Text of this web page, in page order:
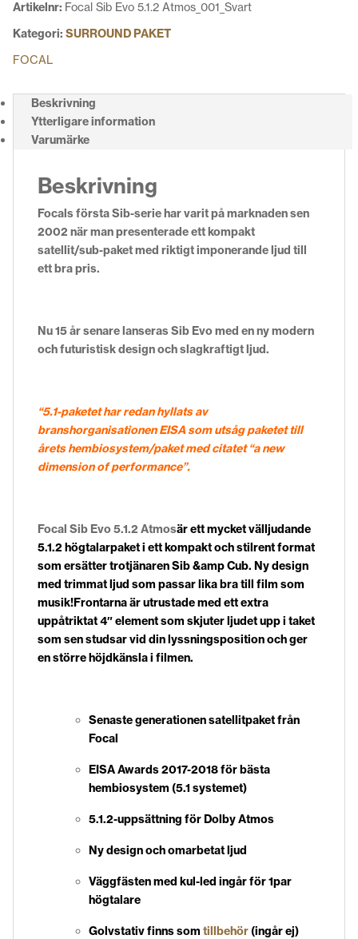
Artikelnr: Focal Sib Evo 5.1.2 Atmos_001_Svart
Kategori: SURROUND PAKET
FOCAL
Beskrivning
Ytterligare information
Varumärke
Beskrivning
Focals första Sib-serie har varit på marknaden sen
2002 när man presenterade ett kompakt
satellit/sub-paket med riktigt imponerande ljud till
ett bra pris.
Nu 15 år senare lanseras Sib Evo med en ny modern
och futuristisk design och slagkraftigt ljud.
“5.1-paketet har redan hyllats av
branshorganisationen EISA som utsåg paketet till
årets hembiosystem/paket med citatet “a new
dimension of performance”.
Focal Sib Evo 5.1.2 Atmosär ett mycket välljudande
5.1.2 högtalarpaket i ett kompakt och stilrent format
som ersätter trotjänaren Sib &amp Cub. Ny design
med trimmat ljud som passar lika bra till film som
musik!Frontarna är utrustade med ett extra
uppåtriktat 4″ element som skjuter ljudet upp i taket
som sen studsar vid din lyssningsposition och ger
en större höjdkänsla i filmen.
Senaste generationen satellitpaket från
Focal
EISA Awards 2017-2018 för bästa
hembiosystem (5.1 systemet)
5.1.2-uppsättning för Dolby Atmos
Ny design och omarbetat ljud
Väggfästen med kul-led ingår för 1par
högtalare
Golvstativ finns som tillbehör(ingår ej)